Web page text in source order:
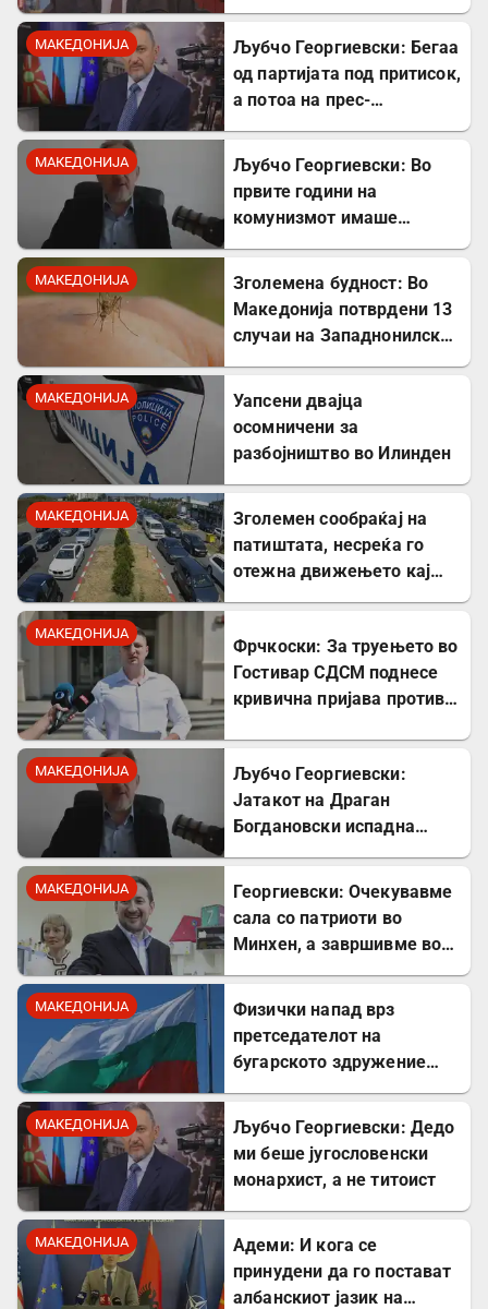
во Вевчани
МАКЕДОНИЈА
Љубчо Георгиевски: Бегаа
од партијата под притисок,
а потоа на прес-
бугарофилија
МАКЕДОНИЈА
Љубчо Георгиевски: Во
првите години на
комунизмот имаше
окупација
МАКЕДОНИЈА
Зголемена будност: Во
Македонија потврдени 13
случаи на Западнонилска
МАКЕДОНИЈА
Уапсени двајца
осомничени за
разбојништво во Илинден
МАКЕДОНИЈА
Зголемен сообраќај на
патиштата, несреќа го
отежна движењето кај
МАКЕДОНИЈА
Фрчкоски: За труењето во
Гостивар СДСМ поднесе
кривична пријава против
МАКЕДОНИЈА
Љубчо Георгиевски:
Јатакот на Драган
Богдановски испадна
МАКЕДОНИЈА
Георгиевски: Очекувавме
сала со патриоти во
Минхен, а завршивме во
застане на чело на ВМРО.
МАКЕДОНИЈА
Физички напад врз
претседателот на
бугарското здружение
двегодишен внук
МАКЕДОНИЈА
Љубчо Георгиевски: Дедо
ми беше југословенски
монархист, а не титоист
МАКЕДОНИЈА
Адеми: И кога се
принудени да го постават
албанскиот јазик на